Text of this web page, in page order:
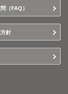
（FAQ）
針